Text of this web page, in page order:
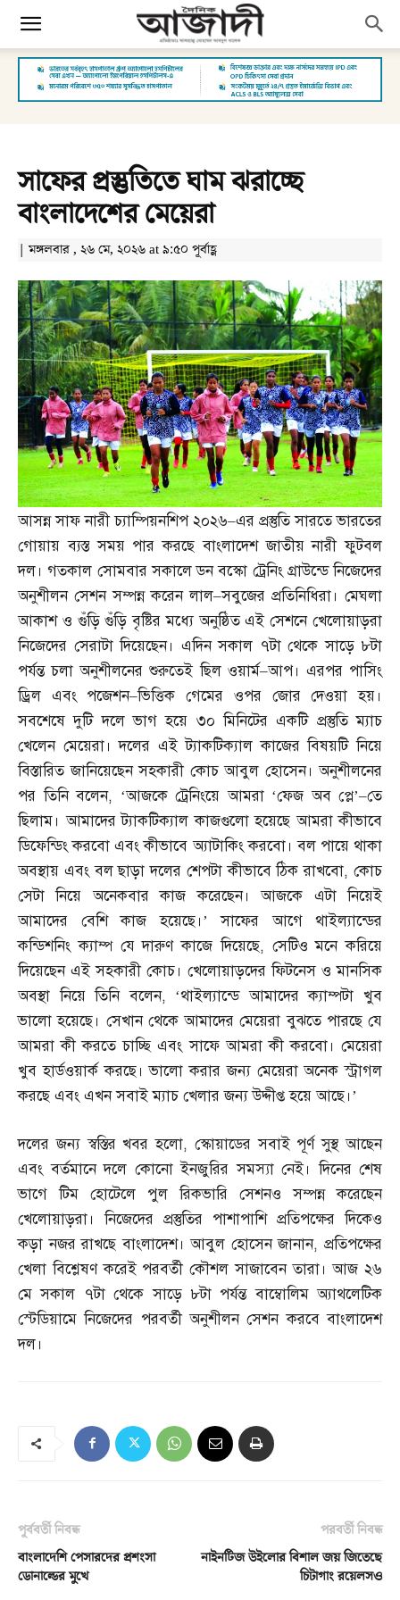
সাফের প্রস্তুতিতে ঘাম ঝরাচ্ছে
বাংলাদেশের মেয়েরা
| মঙ্গলবার , ২৬ মে, ২০২৬ at ৯:৫০ পূর্বাহ্ণ
আসন্ন সাফ নারী চ্যাম্পিয়নশিপ ২০২৬–এর প্রস্তুতি সারতে ভারতের
গোয়ায় ব্যস্ত সময় পার করছে বাংলাদেশ জাতীয় নারী ফুটবল
দল। গতকাল সোমবার সকালে ডন বস্কো ট্রেনিং গ্রাউন্ডে নিজেদের
অনুশীলন সেশন সম্পন্ন করেন লাল–সবুজের প্রতিনিধিরা। মেঘলা
আকাশ ও গুঁড়ি গুঁড়ি বৃষ্টির মধ্যে অনুষ্ঠিত এই সেশনে খেলোয়াড়রা
নিজেদের সেরাটা দিয়েছেন। এদিন সকাল ৭টা থেকে সাড়ে ৮টা
পর্যন্ত চলা অনুশীলনের শুরুতেই ছিল ওয়ার্ম–আপ। এরপর পাসিং
ড্রিল এবং পজেশন–ভিত্তিক গেমের ওপর জোর দেওয়া হয়।
সবশেষে দুটি দলে ভাগ হয়ে ৩০ মিনিটের একটি প্রস্তুতি ম্যাচ
খেলেন মেয়েরা। দলের এই ট্যাকটিক্যাল কাজের বিষয়টি নিয়ে
বিস্তারিত জানিয়েছেন সহকারী কোচ আবুল হোসেন। অনুশীলনের
পর তিনি বলেন, ‘আজকে ট্রেনিংয়ে আমরা ‘ফেজ অব প্লে’–তে
ছিলাম। আমাদের ট্যাকটিক্যাল কাজগুলো হয়েছে আমরা কীভাবে
ডিফেন্ডিং করবো এবং কীভাবে অ্যাটাকিং করবো। বল পায়ে থাকা
অবস্থায় এবং বল ছাড়া দলের শেপটা কীভাবে ঠিক রাখবো,কোচ
সেটা নিয়ে অনেকবার কাজ করেছেন। আজকে এটা নিয়েই
আমাদের বেশি কাজ হয়েছে।’ সাফের আগে থাইল্যান্ডের
কন্ডিশনিং ক্যাম্প যে দারুণ কাজে দিয়েছে, সেটিও মনে করিয়ে
দিয়েছেন এই সহকারী কোচ। খেলোয়াড়দের ফিটনেস ও মানসিক
অবস্থা নিয়ে তিনি বলেন, ‘থাইল্যান্ডে আমাদের ক্যাম্পটা খুব
ভালো হয়েছে। সেখান থেকে আমাদের মেয়েরা বুঝতে পারছে যে
আমরা কী করতে চাচ্ছি এবং সাফে আমরা কী করবো। মেয়েরা
খুব হার্ডওয়ার্ক করছে। ভালো করার জন্য মেয়েরা অনেক স্ট্রাগল
করছে এবং এখন সবাই ম্যাচ খেলার জন্য উদ্দীপ্ত হয়ে আছে।’
দলের জন্য স্বস্তির খবর হলো, স্কোয়াডের সবাই পূর্ণ সুস্থ আছেন
এবং বর্তমানে দলে কোনো ইনজুরির সমস্যা নেই। দিনের শেষ
ভাগে টিম হোটেলে পুল রিকভারি সেশনও সম্পন্ন করেছেন
খেলোয়াড়রা। নিজেদের প্রস্তুতির পাশাপাশি প্রতিপক্ষের দিকেও
কড়া নজর রাখছে বাংলাদেশ। আবুল হোসেন জানান,প্রতিপক্ষের
খেলা বিশ্লেষণ করেই পরবর্তী কৌশল সাজাবেন তারা। আজ ২৬
মে সকাল ৭টা থেকে সাড়ে ৮টা পর্যন্ত বাম্বোলিম অ্যাথলেটিক
স্টেডিয়ামে নিজেদের পরবর্তী অনুশীলন সেশন করবে বাংলাদেশ
দল।
পূর্ববর্তী নিবন্ধ
বাংলাদেশি পেসারদের প্রশংসা
ডোনাল্ডের মুখে
পরবর্তী নিবন্ধ
নাইনটিজ উইলোর বিশাল জয় জিতেছে
চিটাগাং রয়েলসও